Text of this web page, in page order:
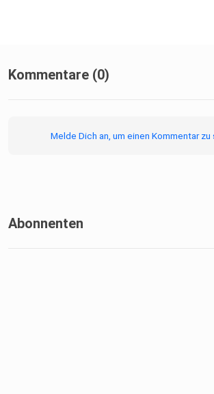
Kommentare (0)
Melde Dich an, um einen Kommentar zu
Abonnenten